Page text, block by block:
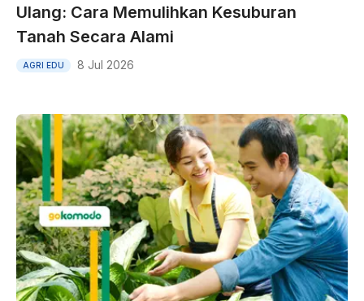
Ulang: Cara Memulihkan Kesuburan
Tanah Secara Alami
AGRI EDU 8 Jul 2026